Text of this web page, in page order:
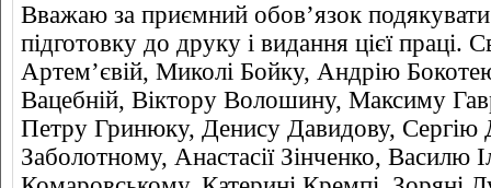
Вважаю за приємний обов’язок
підготовку до друку і видання цієї праці.
Артем’євій, Миколі Бойку, Андрію
Вацебній, Віктору Волошину, Максиму
Петру Гринюку, Денису Давидову, Сергію
Заболотному, Анастасії Зінченко,